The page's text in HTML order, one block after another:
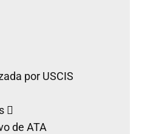
por USCIS
de ATA